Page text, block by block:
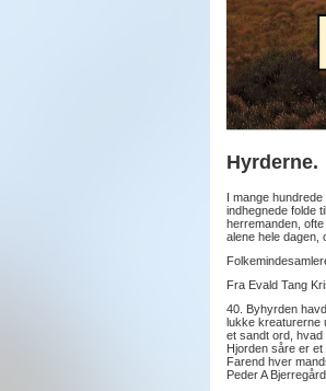
Hyrderne.
I mange
indhegnede folde
herremanden,
alene hele dagen,
Fra Evald Tang
40. Byhyrden
lukke kreaturerne
et sandt ord, hvad
Hjorden såre er et
Farend hver
Peder A